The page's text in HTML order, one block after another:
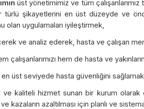
üst yönetimimiz ve tüm
türlü şikayetlerini en üst düzeyde ve
olan uygulamaları iyileştirmek,
ve analiz ederek, hasta ve çalışan
çalışanlarımızı hem de hasta ve
en üst seviyede hasta güvenliğini
kaliteli hizmet sunan bir kurum olarak
kazaların azaltılması için planlı ve